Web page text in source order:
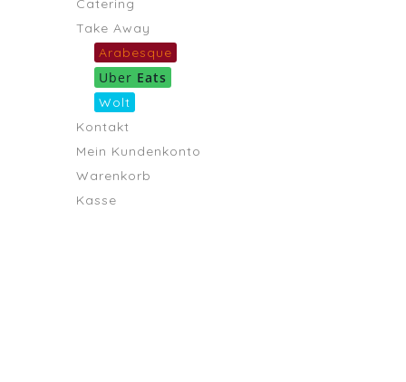
Catering
Take Away
Arabesque
Uber Eats
Wolt
Kontakt
Mein Kundenkonto
Warenkorb
Kasse